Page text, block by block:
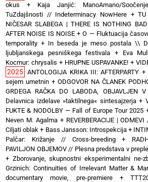
okus + Kaja Janjić: ManoAmano/Soočenje
TuZdajšnosti // Indeterminacy NowHere+
NIČESAR SLABEGA | THERE IS NOTHING
AFTER NOISE IS NOISE+O — Fluktuacija
temporality + In beseda je meso postala \\
ljubljanskega pesniškega festivala + Eva
Kocmur: chrysalis + HRUPNE USPAVANKE! +
2025 ANTOLOGIJA KRIKA III: AFTERPARTY +
sejem umetnin + ODGOVOR NA ČLANEK
GRDEGA RAČKA DO LABODA, OBJAVLJEN
Delavnica izdelave »taktilnega« sintesajzerja+
FUKTE & NODOLBY — Fall of Europe Tour
Neven M. Agalma+ REVERBERACIJE |
Ciljati oblak + Bass Jansson: Introspekcija +
Palčar: Križanje // Cross-breeding+
PAVILJON OBJEMOV // Plesna predstava v
+ Zborovanje, skupnostni eksperimentalni ne-
Grzinich: Continuities of Irrelevant Matter &
documentary movie, pre-premiere+